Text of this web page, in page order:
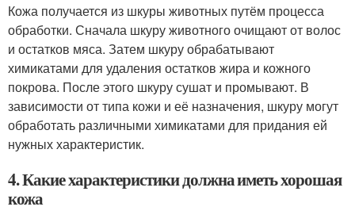
Кожа получается из шкуры животных путём процесса
обработки. Сначала шкуру животного очищают от волос
и остатков мяса. Затем шкуру обрабатывают
химикатами для удаления остатков жира и кожного
покрова. После этого шкуру сушат и промывают. В
зависимости от типа кожи и её назначения, шкуру могут
обработать различными химикатами для придания ей
нужных характеристик.
4. Какие характеристики должна иметь хорошая
кожа